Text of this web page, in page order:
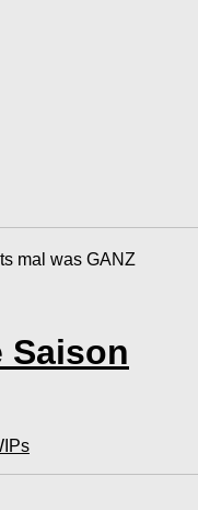
mal was GANZ
Saison